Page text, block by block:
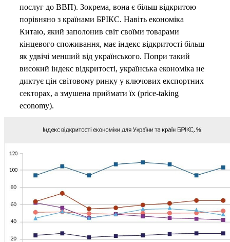
послуг до ВВП). Зокрема, вона є більш відкритою
порівняно з країнами БРІКС. Навіть економіка
Китаю, який заполонив світ своїми товарами
кінцевого споживання, має індекс відкритості більш
як удвічі менший від українського. Попри такий
високий індекс відкритості, українська економіка не
диктує цін світовому ринку у ключових експортних
секторах, а змушена приймати їх (price-taking
economy).